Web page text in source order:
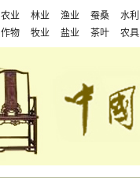
农业 林业 渔业 蚕桑 水利
作物 牧业 盐业 茶叶 农具